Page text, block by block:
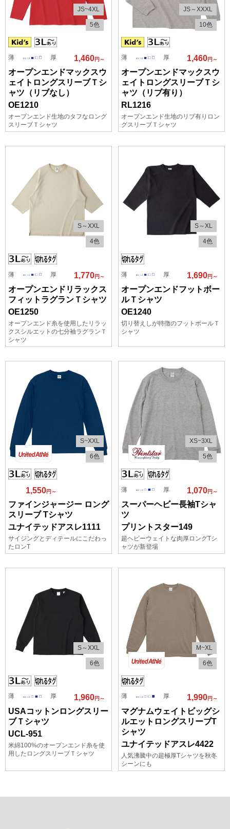
5色
JS~4XL
薄 厚 1,460円～
オープンエンドマックスウ
ェイトロングスリーブＴシ
ャツ（リブなし）
OE1210
オープンエンド生地のタフなロング
スリーブＴシャツ
10色
JS～XXXL
薄 厚 1,460円～
オープンエンドマックスウ
ェイトロングスリーブＴシ
ャツ（リブ有り）
RL1216
オープンエンド生地のリブ有りロン
グスリーブＴシャツ
4色
S～XXL
薄 厚 1,770円～
オープンエンドリラックス
フィットラグランＴシャツ
OE1250
オープンエンド糸を使用したリラッ
クスシルエットの七分袖ラグランＴ
シャツ
4色
S～XL
薄 厚 1,690円～
オープンエンドフットボー
ルＴシャツ
OE1240
切り替えしが特徴のフットボールＴ
シャツ
6色
S~XXL
1,550円～
ファインジャージー ロング
スリーブ Tシャツ
ユナイテッドアスレ1111
サイジングとディテールにこだわっ
たロンT
5色
XS~3XL
薄 厚 1,070円～
スーパーヘビー長袖Tシャ
ツ
プリントスター149
超ヘビーウェイトな肉厚ロングTシ
ャツが新登場
6色
S～XXL
薄 厚 1,960円～
USAコットンロングスリー
ブＴシャツ
UCL-951
米綿100%のオープンエンド糸を使
用したロングスリーブＴシャツ
6色
M~XL
薄 厚 1,990円～
マグナムウェイトビッグシ
ルエットロングスリーブT
シャツ
ユナイテッドアスレ4422
人気沸騰中の超極厚Tシャツを秋冬
シーンにも